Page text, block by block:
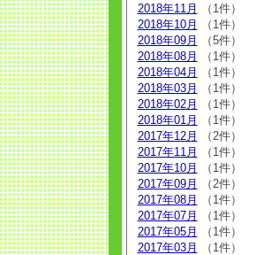
2018年11月
（1件）
2018年10月
（1件）
2018年09月
（5件）
2018年08月
（1件）
2018年04月
（1件）
2018年03月
（1件）
2018年02月
（1件）
2018年01月
（1件）
2017年12月
（2件）
2017年11月
（1件）
2017年10月
（1件）
2017年09月
（2件）
2017年08月
（1件）
2017年07月
（1件）
2017年05月
（1件）
2017年03月
（1件）